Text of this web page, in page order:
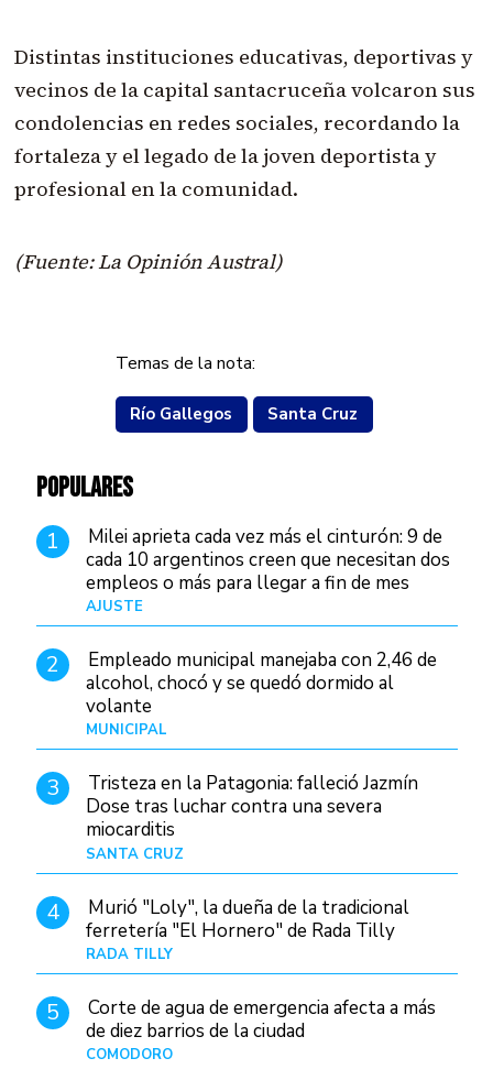
Distintas instituciones educativas, deportivas y
vecinos de la capital santacruceña volcaron sus
condolencias en redes sociales, recordando la
fortaleza y el legado de la joven deportista y
profesional en la comunidad.
(Fuente: La Opinión Austral)
Temas de la nota:
Río Gallegos Santa Cruz
POPULARES
1
Milei aprieta cada vez más el cinturón: 9 de
cada 10 argentinos creen que necesitan dos
empleos o más para llegar a fin de mes
AJUSTE
2
Empleado municipal manejaba con 2,46 de
alcohol, chocó y se quedó dormido al
volante
MUNICIPAL
3
Tristeza en la Patagonia: falleció Jazmín
Dose tras luchar contra una severa
miocarditis
SANTA CRUZ
4
Murió "Loly", la dueña de la tradicional
ferretería "El Hornero" de Rada Tilly
RADA TILLY
5
Corte de agua de emergencia afecta a más
de diez barrios de la ciudad
COMODORO